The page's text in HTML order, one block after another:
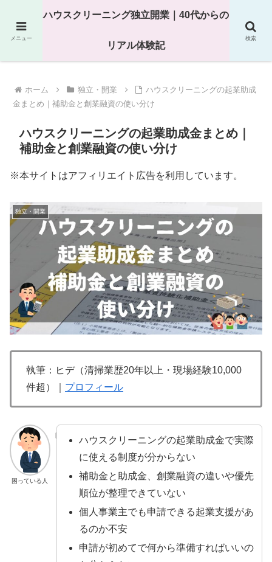
25年以上の現場経験をもとにハウスクリーニング独立の現実
ホーム 独立・開業
ハウスクリーニングの起業助成
金まとめ｜補助金と創業融資の使い分け
ハウスクリーニングの起業助成金まとめ｜
補助金と創業融資の使い分け
※本サイトはアフィリエイト広告を利用しています。
独立・開業
執筆：ヒデ（清掃業歴20年以上・現場経験10,000
件超）｜ プロフィール
困っている人
ハウスクリーニングの起業助成金で実際
に使える制度が分からない
補助金と助成金、創業融資の違いや優先
順位が整理できていない
個人事業主でも申請できる起業支援があ
るのか不安
申請が初めてで何から準備すればいいの
メニュー
ハウスクリーニング独立開業｜40代からの
リアル体験記
検索